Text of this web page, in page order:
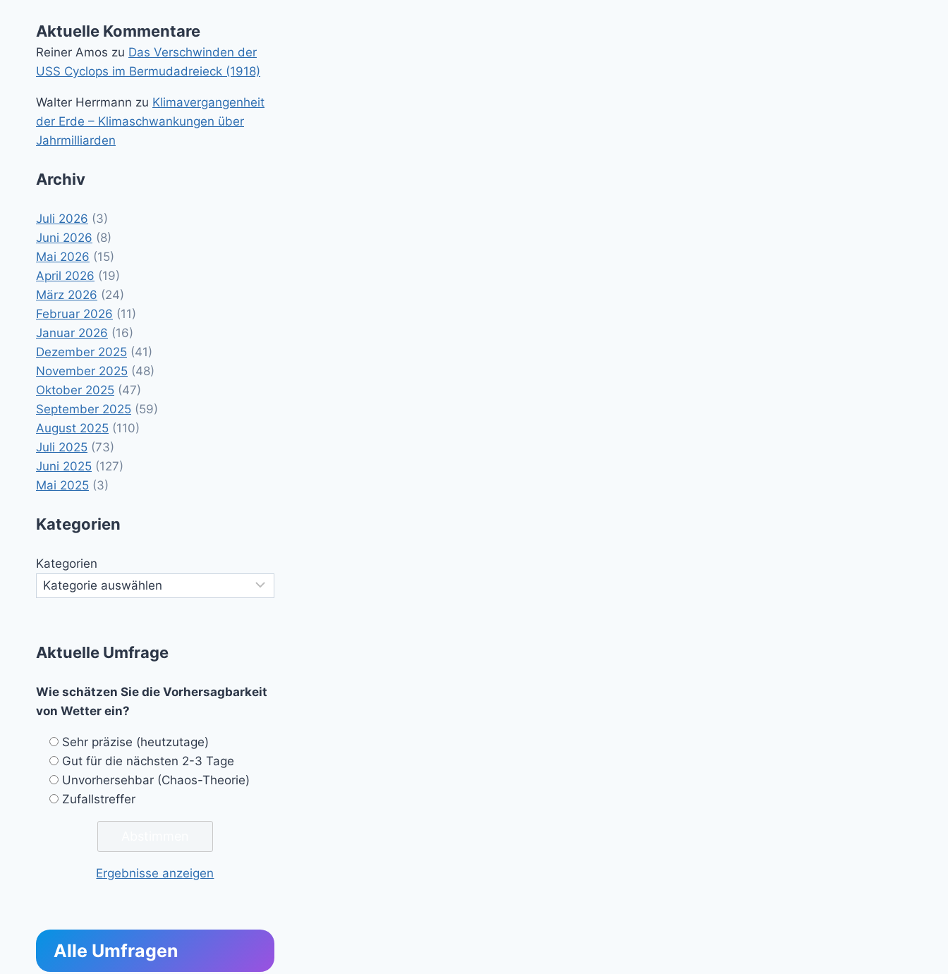
Aktuelle Kommentare
Reiner Amos zu Das Verschwinden der
USS Cyclops im Bermudadreieck (1918)
Walter Herrmann zu Klimavergangenheit
der Erde – Klimaschwankungen über
Jahrmilliarden
Archiv
Juli 2026 (3)
Juni 2026 (8)
Mai 2026 (15)
April 2026 (19)
März 2026 (24)
Februar 2026 (11)
Januar 2026 (16)
Dezember 2025 (41)
November 2025 (48)
Oktober 2025 (47)
September 2025 (59)
August 2025 (110)
Juli 2025 (73)
Juni 2025 (127)
Mai 2025 (3)
Kategorien
Kategorien
Aktuelle Umfrage
Wie schätzen Sie die Vorhersagbarkeit
von Wetter ein?
Sehr präzise (heutzutage)
Gut für die nächsten 2-3 Tage
Unvorhersehbar (Chaos-Theorie)
Zufallstreffer
Ergebnisse anzeigen
Alle Umfragen